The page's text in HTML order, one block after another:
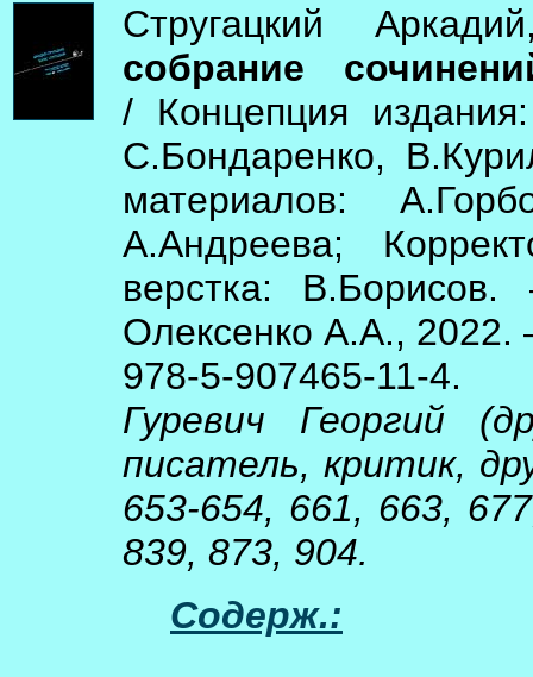
Стругацкий
собрание
/ Концепция
С.Бондаренко,
материалов:
А.Андреева;
верстка:
Олексенко А.А., 2022.
978-5-907465-11-4.
Гуревич Георгий
писатель, критик,
653-654, 661, 663,
839, 873, 904.
Содерж.: